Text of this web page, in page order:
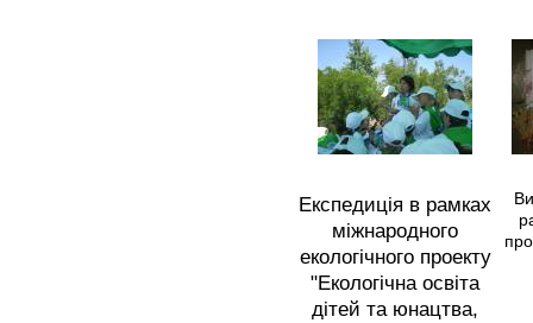
Експедиція в рамках
міжнародного
екологічного проекту
"Екологічна освіта
дітей та юнацтва,